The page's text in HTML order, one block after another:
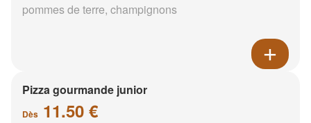
pommes de terre, champignons
Pizza gourmande junior
Dès 11.50 €